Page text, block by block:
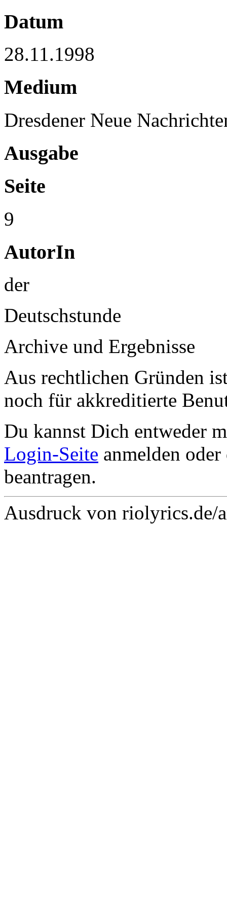
Datum
28.11.1998
Medium
Dresdener Neue
Ausgabe
Seite
9
AutorIn
der
Deutschstunde
Archive und Ergebnisse
Aus rechtlichen Gründen
noch für akkreditierte
Du kannst Dich entweder
Login-Seite anmelden
beantragen.
Ausdruck von riolyrics.de/